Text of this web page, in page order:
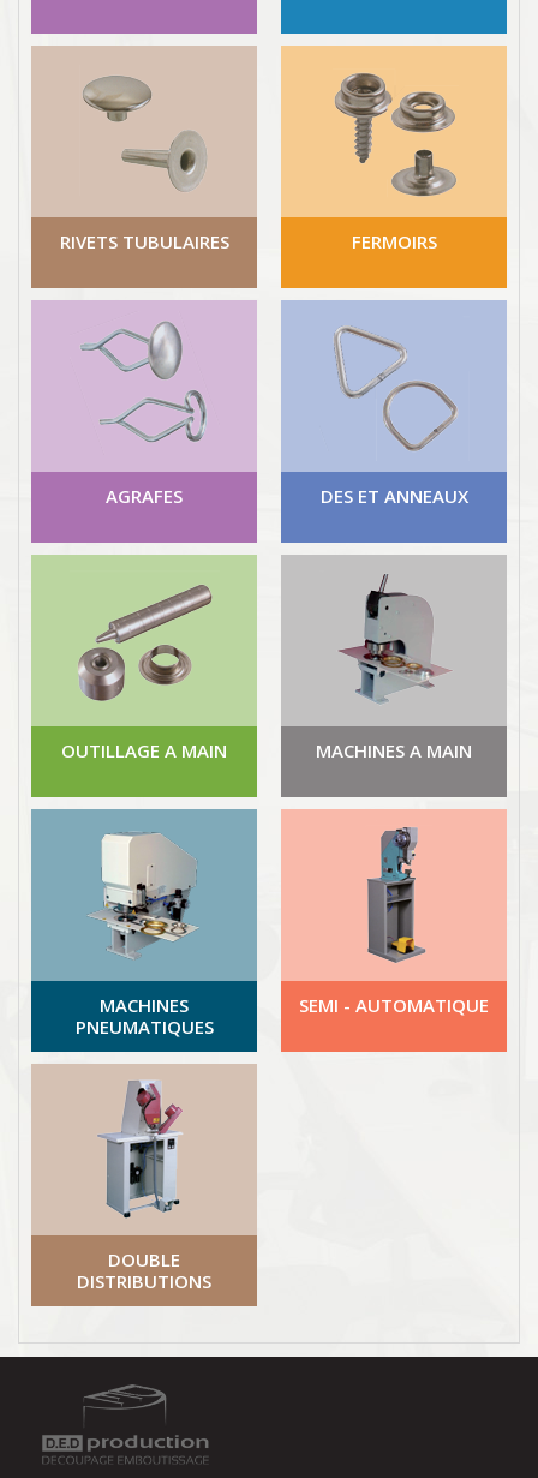
RIVETS TUBULAIRES FERMOIRS
AGRAFES DES ET ANNEAUX
OUTILLAGE A MAIN MACHINES A MAIN
MACHINES
PNEUMATIQUES
SEMI - AUTOMATIQUE
DOUBLE
DISTRIBUTIONS